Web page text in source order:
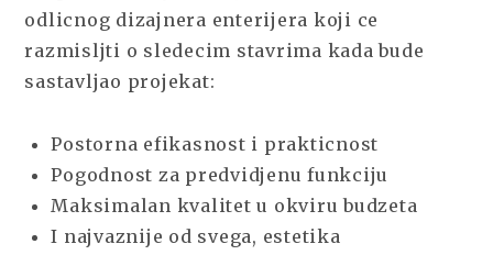
odlicnog dizajnera enterijera koji ce
razmisljti o sledecim stavrima kada bude
sastavljao projekat:
Postorna efikasnost i prakticnost
Pogodnost za predvidjenu funkciju
Maksimalan kvalitet u okviru budzeta
I najvaznije od svega, estetika